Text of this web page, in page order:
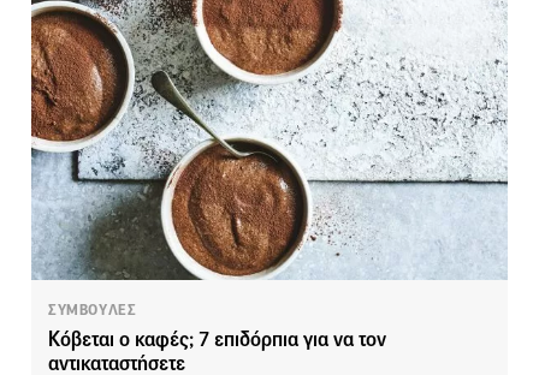
ΣΥΜΒΟΥΛΕΣ
Κόβεται ο καφές; 7 επιδόρπια για να τον
αντικαταστήσετε